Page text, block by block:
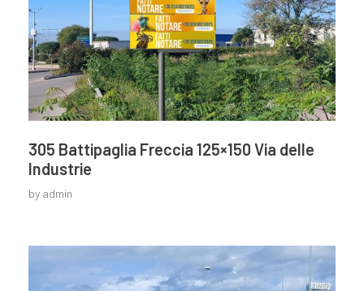
305 Battipaglia Freccia 125×150 Via delle
Industrie
by admin